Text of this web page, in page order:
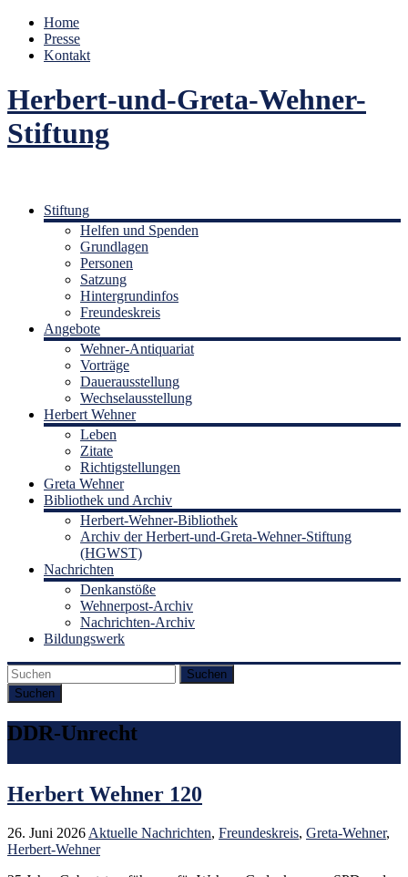
Home
Presse
Kontakt
Herbert-und-Greta-Wehner-
Stiftung
Stiftung
Helfen und Spenden
Grundlagen
Personen
Satzung
Hintergrundinfos
Freundeskreis
Angebote
Wehner-Antiquariat
Vorträge
Dauerausstellung
Wechselausstellung
Herbert Wehner
Leben
Zitate
Richtigstellungen
Greta Wehner
Bibliothek und Archiv
Herbert-Wehner-Bibliothek
Archiv der Herbert-und-Greta-Wehner-Stiftung
(HGWST)
Nachrichten
Denkanstöße
Wehnerpost-Archiv
Nachrichten-Archiv
Bildungswerk
Suchen
DDR-Unrecht
Herbert Wehner 120
26. Juni 2026 Aktuelle Nachrichten, Freundeskreis, Greta-Wehner,
Herbert-Wehner